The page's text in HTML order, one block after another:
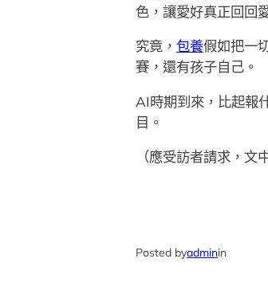
色，讓愛好真正回回
究竟， 包養假如把一
賽，還有孩子自己。
AI時期到來，比起報
目。
（應受訪者請求，文
Posted byadminin